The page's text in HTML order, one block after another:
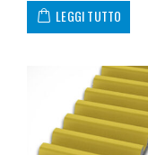
LEGGI TUTTO